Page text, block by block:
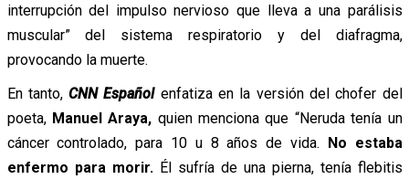
interrupción del impulso nervioso que lleva a una parálisis
muscular” del sistema respiratorio y del diafragma,
provocando la muerte.
En tanto,CNN Españolenfatiza en la versión del chofer del
poeta, Manuel Araya, quien menciona que “Neruda tenía un
cáncer controlado, para 10 u 8 años de vida. No estaba
enfermo para morir. Él sufría de una pierna, tenía flebitis